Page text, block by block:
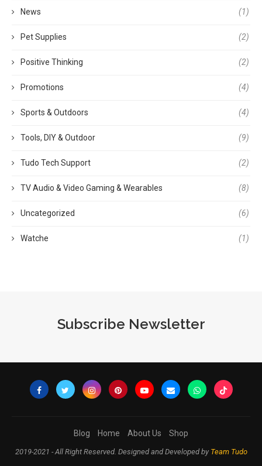
News (1)
Pet Supplies (2)
Positive Thinking (2)
Promotions (4)
Sports & Outdoors (4)
Tools, DIY & Outdoor (9)
Tudo Tech Support (2)
TV Audio & Video Gaming & Wearables (8)
Uncategorized (6)
Watche (1)
Subscribe Newsletter
Blog Home About Us Shop
2019-2021 - All Right Reserved. Designed and Developed by Team Tudo